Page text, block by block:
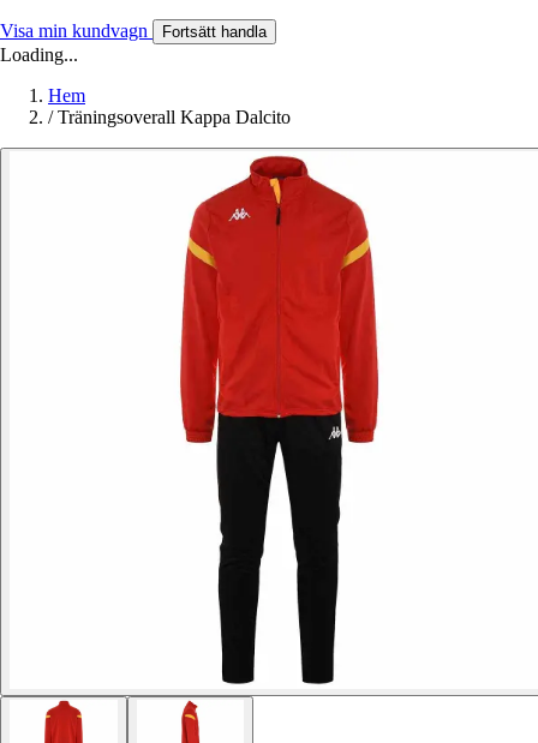
Visa min kundvagn Fortsätt handla
Loading...
Hem
/ Träningsoverall Kappa Dalcito